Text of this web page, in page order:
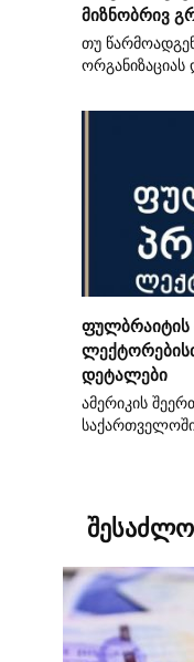
მიზნობრივ
თუ
ორგანიზაციას
ფულბრაიტის
დეტალები
ამერიკის